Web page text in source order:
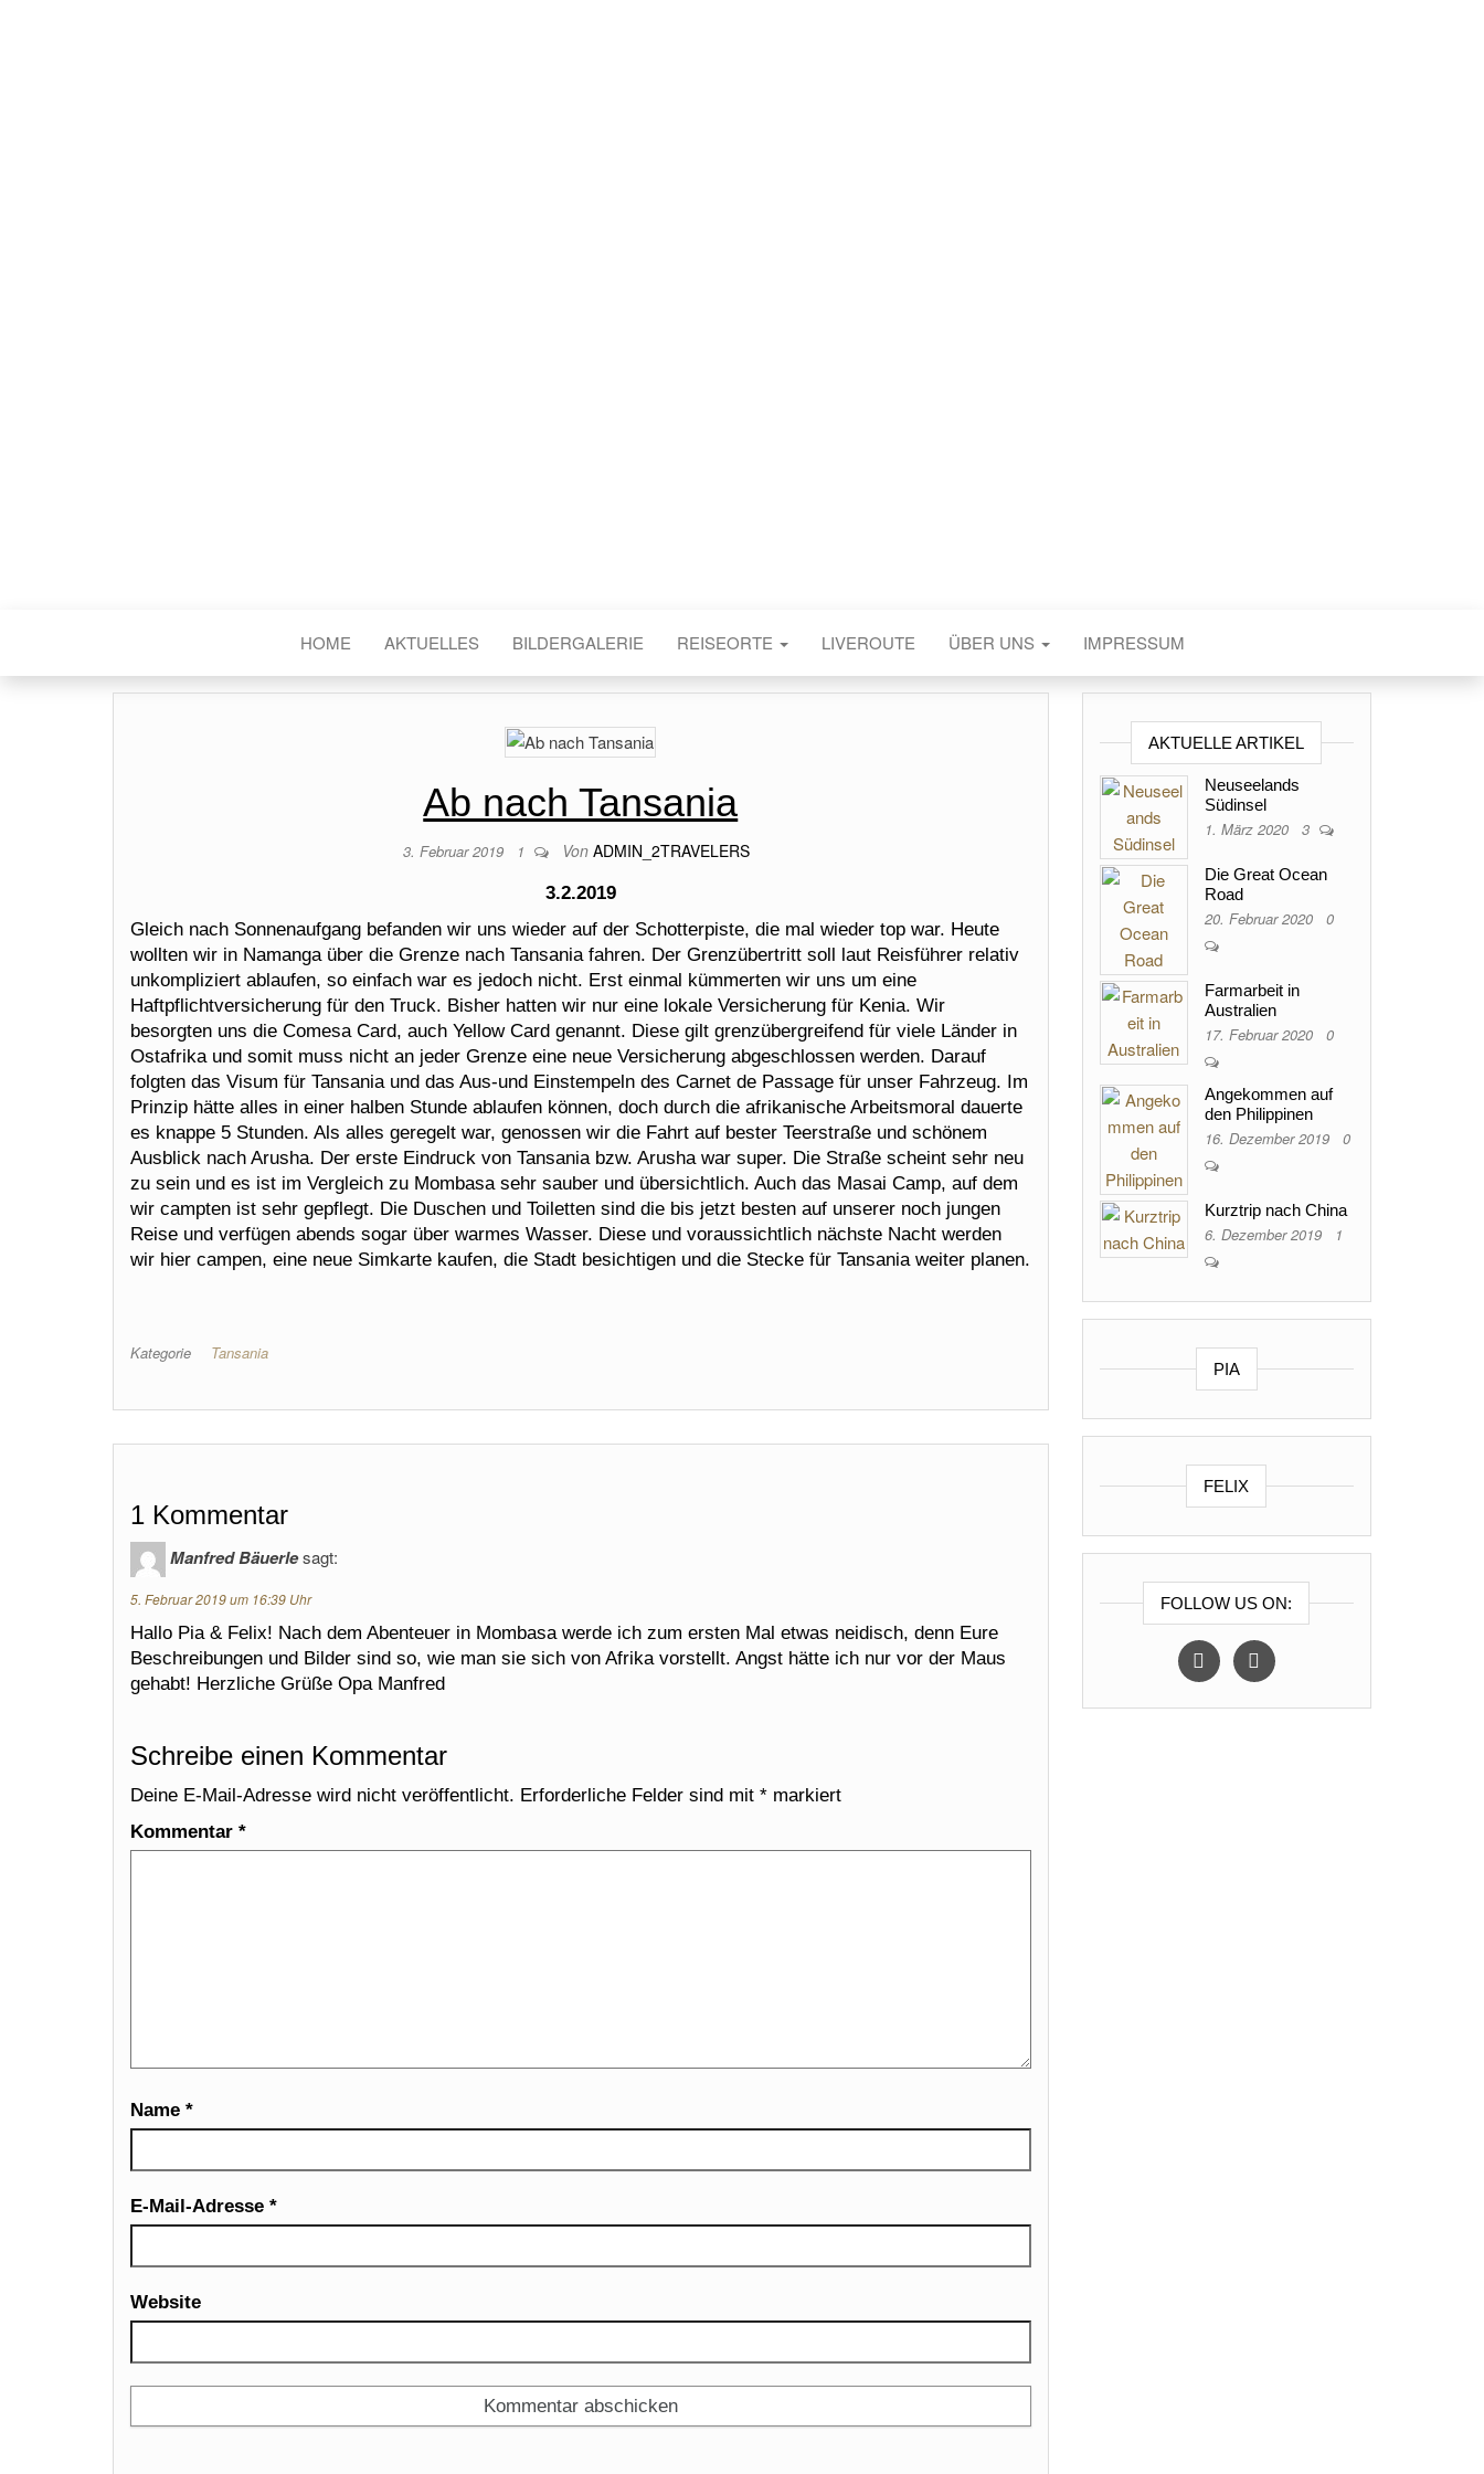
HOME AKTUELLES BILDERGALERIE REISEORTE LIVEROUTE ÜBER UNS IMPRESSUM
Ab nach Tansania
3. Februar 2019 1 Von ADMIN_2TRAVELERS
3.2.2019
Gleich nach Sonnenaufgang befanden wir uns wieder auf der Schotterpiste, die mal wieder top war. Heute
wollten wir in Namanga über die Grenze nach Tansania fahren. Der Grenzübertritt soll laut Reisführer relativ
unkompliziert ablaufen, so einfach war es jedoch nicht. Erst einmal kümmerten wir uns um eine
Haftpflichtversicherung für den Truck. Bisher hatten wir nur eine lokale Versicherung für Kenia. Wir
besorgten uns die Comesa Card, auch Yellow Card genannt. Diese gilt grenzübergreifend für viele Länder in
Ostafrika und somit muss nicht an jeder Grenze eine neue Versicherung abgeschlossen werden. Darauf
folgten das Visum für Tansania und das Aus-und Einstempeln des Carnet de Passage für unser Fahrzeug. Im
Prinzip hätte alles in einer halben Stunde ablaufen können, doch durch die afrikanische Arbeitsmoral dauerte
es knappe 5 Stunden. Als alles geregelt war, genossen wir die Fahrt auf bester Teerstraße und schönem
Ausblick nach Arusha. Der erste Eindruck von Tansania bzw. Arusha war super. Die Straße scheint sehr neu
zu sein und es ist im Vergleich zu Mombasa sehr sauber und übersichtlich. Auch das Masai Camp, auf dem
wir campten ist sehr gepflegt. Die Duschen und Toiletten sind die bis jetzt besten auf unserer noch jungen
Reise und verfügen abends sogar über warmes Wasser. Diese und voraussichtlich nächste Nacht werden
wir hier campen, eine neue Simkarte kaufen, die Stadt besichtigen und die Stecke für Tansania weiter planen.
Kategorie Tansania
1 Kommentar
Manfred Bäuerlesagt:
5. Februar 2019 um 16:39 Uhr
Hallo Pia & Felix! Nach dem Abenteuer in Mombasa werde ich zum ersten Mal etwas neidisch, denn Eure
Beschreibungen und Bilder sind so, wie man sie sich von Afrika vorstellt. Angst hätte ich nur vor der Maus
gehabt! Herzliche Grüße Opa Manfred
Schreibe einen Kommentar
Deine E-Mail-Adresse wird nicht veröffentlicht. Erforderliche Felder sind mit * markiert
Kommentar *
Name *
E-Mail-Adresse *
Website
AKTUELLE ARTIKEL
Neuseelands
Südinsel
1. März 2020 3
Die Great Ocean
Road
20. Februar 2020 0
Farmarbeit in
Australien
17. Februar 2020 0
Angekommen auf
den Philippinen
16. Dezember 2019 0
Kurztrip nach China
6. Dezember 2019 1
PIA
FELIX
FOLLOW US ON:
instagramfacebook